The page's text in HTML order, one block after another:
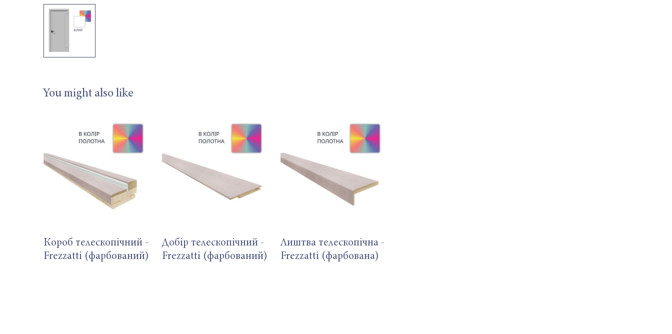
You might also like
Короб телескопічний -
Frezzatti (фарбований)
Добір телескопічний -
Frezzatti (фарбований)
Лиштва телескопічна -
Frezzatti (фарбована)